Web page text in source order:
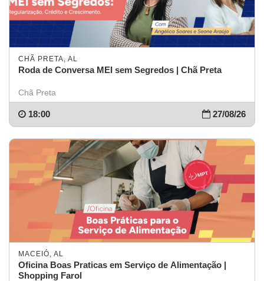
CHÃ PRETA, AL
Roda de Conversa MEI sem Segredos | Chã Preta
Chã Preta
27/08/26
18:00
MACEIÓ, AL
Oficina Boas Praticas em Serviço de Alimentação |
Shopping Farol